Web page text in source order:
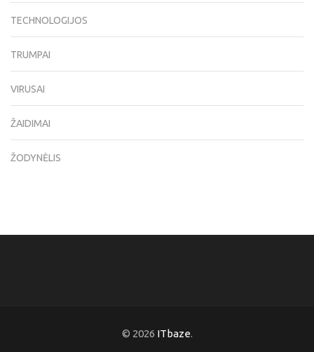
TECHNOLOGIJOS
TRUMPAI
VIRUSAI
ŽAIDIMAI
ŽODYNĖLIS
© 2026 ITbaze.